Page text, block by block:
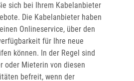
sich bei Ihrem Kabelanbieter
Die Kabelanbieter haben
Onlineservice, über den
für Ihre neue
können. In der Regel sind
oder Mieterin von diesen
befreit, wenn der